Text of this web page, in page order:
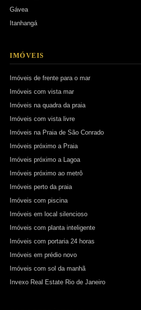
Gávea
Itanhangá
IMÓVEIS
Imóveis de frente para o mar
Imóveis com vista mar
Imóveis na quadra da praia
Imóveis com vista livre
Imóveis na Praia de São Conrado
Imóveis próximo a Praia
Imóveis próximo a Lagoa
Imóveis próximo ao metrô
Imóveis perto da praia
Imóveis com piscina
Imóveis em local silencioso
Imóveis com planta inteligente
Imóveis com portaria 24 horas
Imóveis em prédio novo
Imóveis com sol da manhã
Invexo Real Estate Rio de Janeiro